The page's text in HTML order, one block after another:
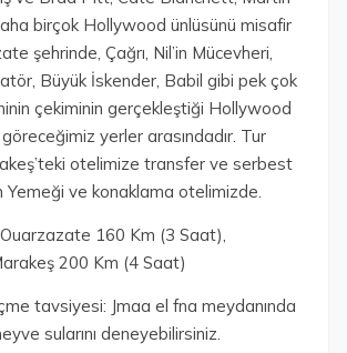
birçok Hollywood ünlüsünü misafir
şehrinde, Çağrı, Nil’in Mücevheri,
Büyük İskender, Babil gibi pek çok
çekiminin gerçekleştiği Hollywood
yerler arasındadır. Tur
otelimize transfer ve serbest
Yemeği ve konaklama otelimizde.
160 Km (3 Saat),
200 Km (4 Saat)
tavsiyesi: Jmaa el fna meydanında
sularını deneyebilirsiniz.